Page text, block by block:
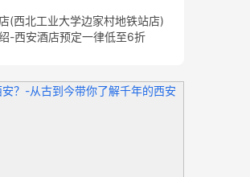
(西北工业大学边家村地铁站店)
-西安酒店预定一律低至6折